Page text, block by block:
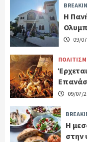
Η
09/
09/07/
H
στην